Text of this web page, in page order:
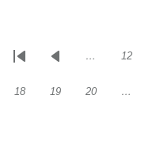
Sayfalama
İlk
Önceki… Sayfa
12
Sayfa
18 Sayfa
19 Sayfa
20 …